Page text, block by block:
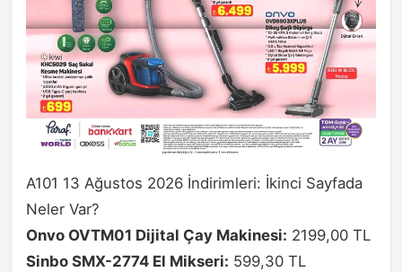
A101 13 Ağustos 2026 İndirimleri: İkinci Sayfada
Neler Var?
Onvo OVTM01 Dijital Çay Makinesi: 2199,00 TL
Sinbo SMX-2774 El Mikseri: 599,30 TL